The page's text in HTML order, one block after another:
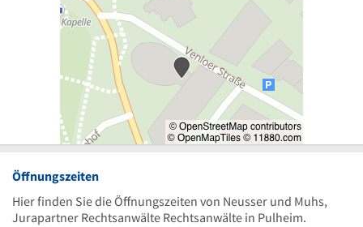
Öffnungszeiten
Hier finden Sie die Öffnungszeiten von Neusser und Muhs,
Jurapartner Rechtsanwälte Rechtsanwälte in Pulheim.